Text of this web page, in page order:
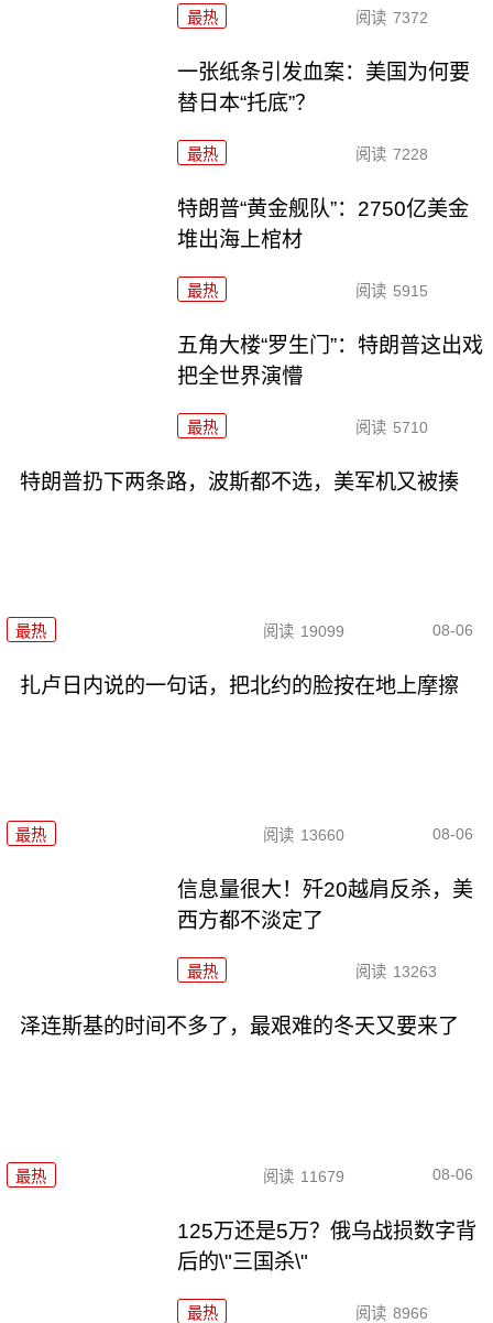
最热 阅读 7372
一张纸条引发血案：美国为何要
替日本“托底”？
最热 阅读 7228
特朗普“黄金舰队”：2750亿美金
堆出海上棺材
最热 阅读 5915
五角大楼“罗生门”：特朗普这出戏
把全世界演懵
最热 阅读 5710
特朗普扔下两条路，波斯都不选，美军机又被揍
最热 阅读 19099 08-06
扎卢日内说的一句话，把北约的脸按在地上摩擦
最热 阅读 13660 08-06
信息量很大！歼20越肩反杀，美
西方都不淡定了
最热 阅读 13263
泽连斯基的时间不多了，最艰难的冬天又要来了
最热 阅读 11679 08-06
125万还是5万？俄乌战损数字背
后的\"三国杀\"
最热 阅读 8966